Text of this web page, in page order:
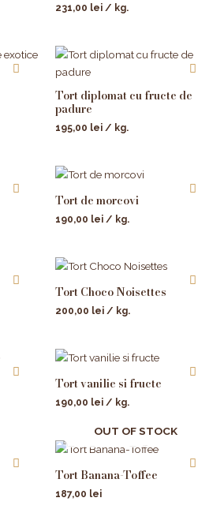
231,00 lei / kg.
Tort diplomat cu fructe de
padure
195,00 lei / kg.
Tort de morcovi
190,00 lei / kg.
Tort Choco Noisettes
200,00 lei / kg.
Tort vanilie si fructe
190,00 lei / kg.
OUT OF STOCK
Tort Banana-Toffee
187,00 lei